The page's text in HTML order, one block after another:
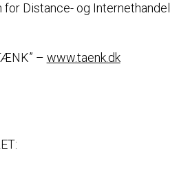
for Distance- og Internethandel
– www.taenk.dk